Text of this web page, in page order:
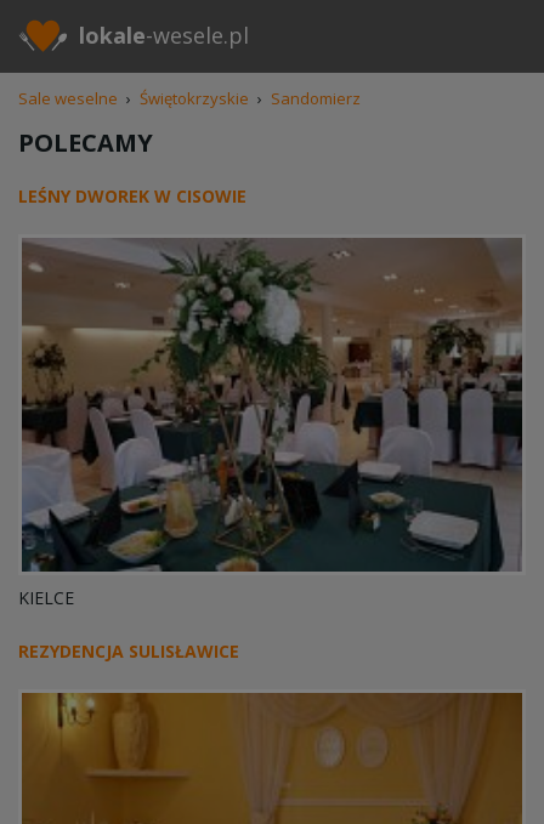
lokale-wesele.pl
Sale weselne › Świętokrzyskie › Sandomierz
POLECAMY
LEŚNY DWOREK W CISOWIE
KIELCE
REZYDENCJA SULISŁAWICE